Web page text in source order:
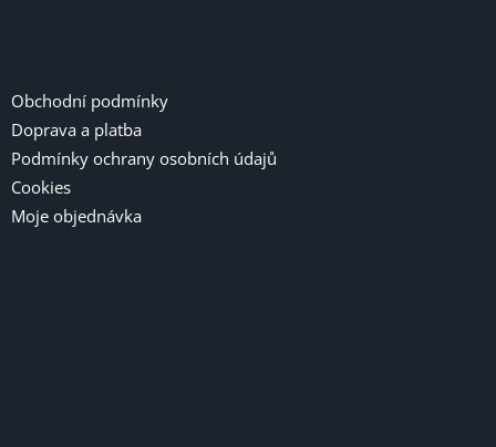
Obchodní podmínky
Doprava a platba
Podmínky ochrany osobních údajů
Cookies
Moje objednávka